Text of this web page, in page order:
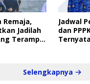
Remaja,
Jadilah
Terampil
Jadwal
dan
Selengkapnya